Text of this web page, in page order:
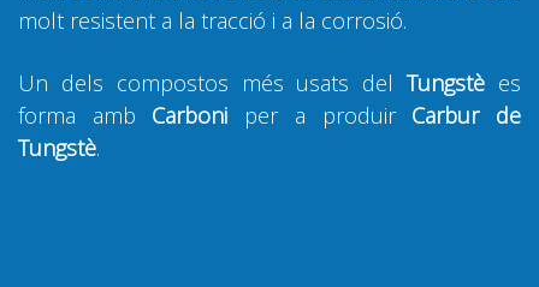
molt resistent a la tracció i a la corrosió.
Un dels compostos més usats delTungstè es
forma amb Carboni per a produir Carbur de
Tungstè.